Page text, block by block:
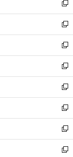
で
開
く
ド
ウ
で
開
く
ィ
ン
ド
ウ
で
開
く
い
ウ
ィ
ン
ド
ウ
で
開
く
新
し
い
ウ
ィ
ン
ド
ウ
で
開
く
新
し
い
ウ
ィ
ン
ド
ウ
で
開
く
新
し
い
ウ
ィ
ン
ド
ウ
で
開
く
新
し
い
ウ
ィ
ン
ド
ウ
で
新
し
い
ウ
ィ
ン
ド
新
し
い
ウ
ィ
新
し
い
新